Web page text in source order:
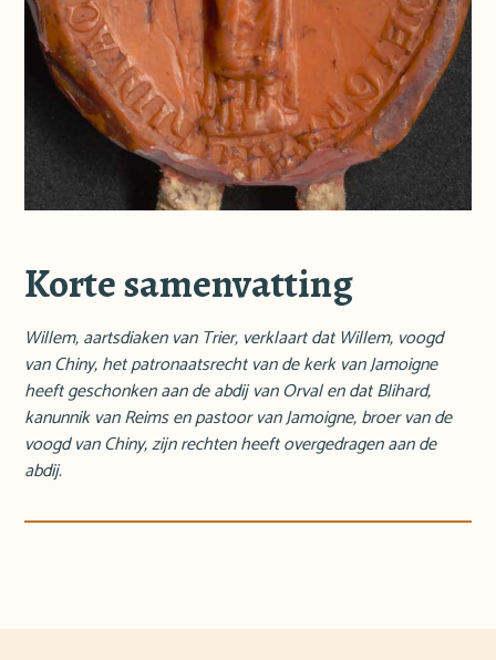
Korte samenvatting
Willem, aartsdiaken van Trier, verklaart dat Willem, voogd
van Chiny, het patronaatsrecht van de kerk van Jamoigne
heeft geschonken aan de abdij van Orval en dat Blihard,
kanunnik van Reims en pastoor van Jamoigne, broer van de
voogd van Chiny, zijn rechten heeft overgedragen aan de
abdij.